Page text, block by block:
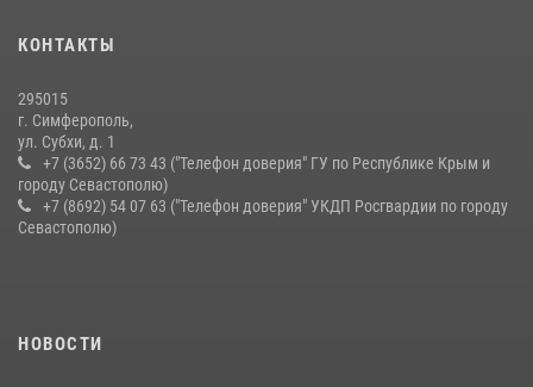
КОНТАКТЫ
295015
г. Симферополь,
ул. Субхи, д. 1
+7 (3652) 66 73 43 ("Телефон доверия" ГУ по Республике Крым и
городу Севастополю)
+7 (8692) 54 07 63 ("Телефон доверия" УКДП Росгвардии по городу
Севастополю)
НОВОСТИ